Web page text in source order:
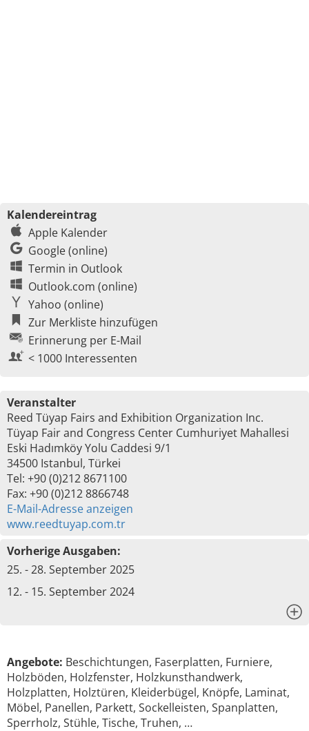
Kalendereintrag
Apple Kalender
Google (online)
Termin in Outlook
Outlook.com (online)
Yahoo (online)
Zur Merkliste hinzufügen
Erinnerung per E-Mail
< 1000 Interessenten
Veranstalter
Reed Tüyap Fairs and Exhibition Organization Inc.
Tüyap Fair and Congress Center Cumhuriyet Mahallesi
Eski Hadımköy Yolu Caddesi 9/1
34500 Istanbul, Türkei
Tel: +90 (0)212 8671100
Fax: +90 (0)212 8866748
E-Mail-Adresse anzeigen
www.reedtuyap.com.tr
Vorherige Ausgaben:
25. - 28. September 2025
12. - 15. September 2024
Angebote: Beschichtungen, Faserplatten, Furniere,
Holzböden, Holzfenster, Holzkunsthandwerk,
Holzplatten, Holztüren, Kleiderbügel, Knöpfe, Laminat,
Möbel, Panellen, Parkett, Sockelleisten, Spanplatten,
Sperrholz, Stühle, Tische, Truhen, …